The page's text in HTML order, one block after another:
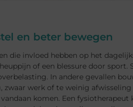
en beter bewegen
die invloed hebben op het
of een blessure door sport.
In andere gevallen
werk of te weinig
komen. Een fysiotherapeut